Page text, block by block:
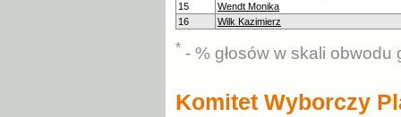
15
Wendt Monika
16
Wilk Kazimierz
* - % głosów w skali obwodu
Komitet Wyborczy